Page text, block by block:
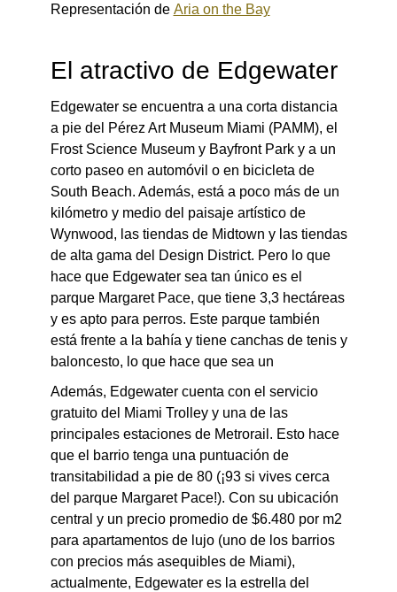
Representación de Aria on the Bay
El atractivo de Edgewater
Edgewater se encuentra a una corta distancia
a pie del Pérez Art Museum Miami (PAMM), el
Frost Science Museum y Bayfront Park y a un
corto paseo en automóvil o en bicicleta de
South Beach. Además, está a poco más de un
kilómetro y medio del paisaje artístico de
Wynwood, las tiendas de Midtown y las tiendas
de alta gama del Design District. Pero lo que
hace que Edgewater sea tan único es el
parque Margaret Pace, que tiene 3,3 hectáreas
y es apto para perros. Este parque también
está frente a la bahía y tiene canchas de tenis y
baloncesto, lo que hace que sea un
Además, Edgewater cuenta con el servicio
gratuito del Miami Trolley y una de las
principales estaciones de Metrorail. Esto hace
que el barrio tenga una puntuación de
transitabilidad a pie de 80 (¡93 si vives cerca
del parque Margaret Pace!). Con su ubicación
central y un precio promedio de $6.480 por m2
para apartamentos de lujo (uno de los barrios
con precios más asequibles de Miami),
actualmente, Edgewater es la estrella del